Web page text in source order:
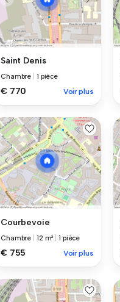
Saint Denis
Chambre 1 pièce
€ 770 Voir plus
Courbevoie
Chambre 12 m² 1 pièce
€ 755 Voir plus